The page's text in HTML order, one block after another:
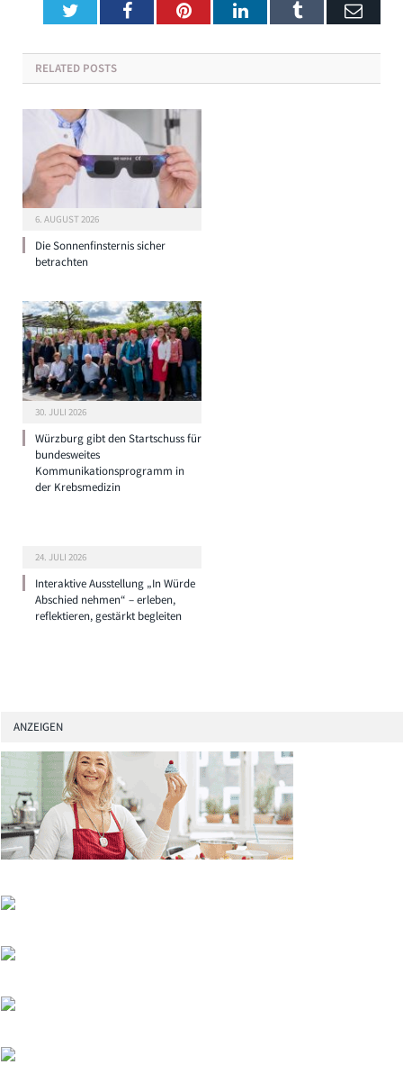
TwitterFacebookPinterestLinkedInTumblr
RELATED POSTS
6. AUGUST 2026
Die Sonnenfinsternis sicher
betrachten
30. JULI 2026
Würzburg gibt den Startschuss für
bundesweites
Kommunikationsprogramm in
der Krebsmedizin
24. JULI 2026
Interaktive Ausstellung „In Würde
Abschied nehmen“ – erleben,
reflektieren, gestärkt begleiten
ANZEIGEN